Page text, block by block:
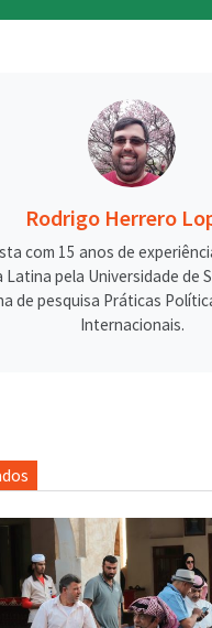
Rodrigo Herrero
com 15 anos de
Latina pela Universidade de
de pesquisa Práticas
Internacionais.